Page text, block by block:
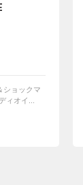
ショックマ
ィオイ...